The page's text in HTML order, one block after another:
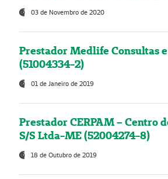
03 de Novembro de 2020
Prestador Medlife Consultas
(51004334-2)
01 de Janeiro de 2019
Prestador CERPAM – Centro
S/S Ltda-ME (52004274-8)
18 de Outubro de 2019